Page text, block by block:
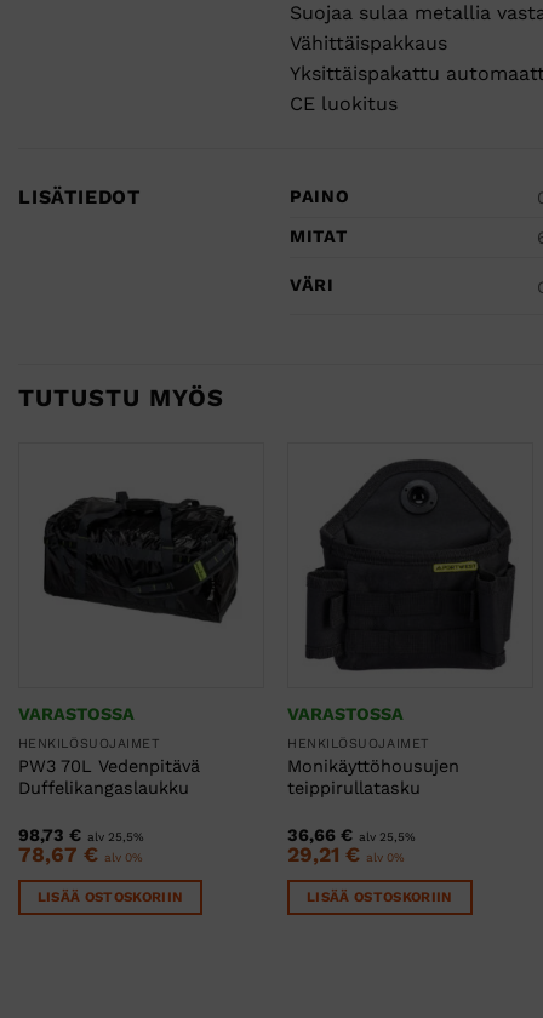
Suojaa sulaa metallia
Vähittäispakkaus
Yksittäispakattu
CE luokitus
LISÄTIEDOT PAINO
MITAT
VÄRI
TUTUSTU MYÖS
VARASTOSSA
HENKILÖSUOJAIMET
PW3 70L Vedenpitävä
Duffelikangaslaukku
98,73 € alv 25,5%
78,67 € alv 0%
LISÄÄ OSTOSKORIIN
VARASTOSSA
HENKILÖSUOJAIMET
Monikäyttöhousujen
teippirullatasku
36,66€ alv 25,5%
29,21€ alv 0%
LISÄÄ OSTOSKORIIN